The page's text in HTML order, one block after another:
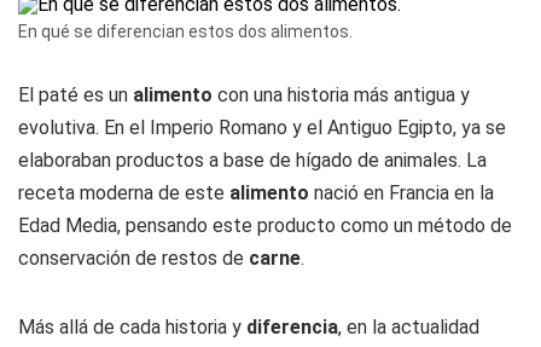
En qué se diferencian estos dos alimentos.
El paté es un alimento con una historia más antigua y
evolutiva. En el Imperio Romano y el Antiguo Egipto, ya se
elaboraban productos a base de hígado de animales. La
receta moderna de este alimento nació en Francia en la
Edad Media, pensando este producto como un método de
conservación de restos de carne.
Más allá de cada historia y diferencia, en la actualidad